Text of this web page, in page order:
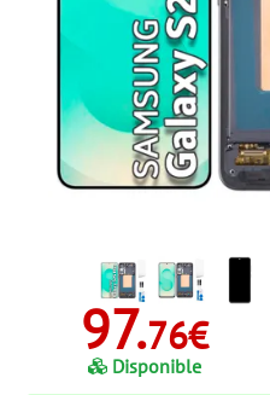
97.76€
Disponible